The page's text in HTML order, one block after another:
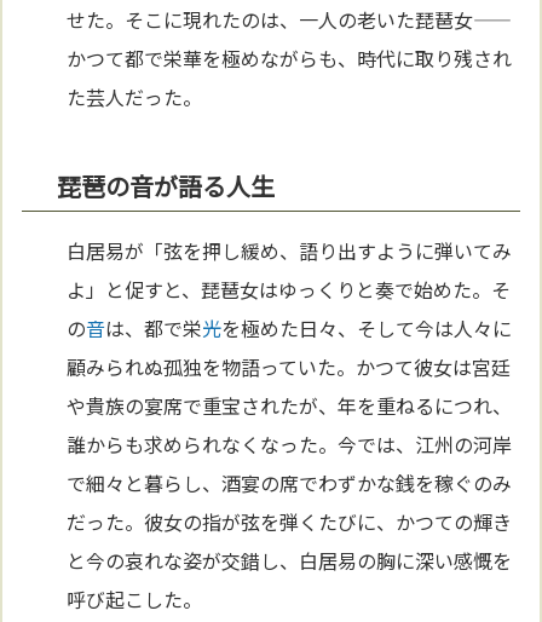
せた。そこに現れたのは、一人の老いた琵琶女——
かつて都で栄華を極めながらも、時代に取り残され
た芸人だった。
琵琶の音が語る人生
白居易が「弦を押し緩め、語り出すように弾いてみ
よ」と促すと、琵琶女はゆっくりと奏で始めた。そ
の音は、都で栄光を極めた日々、そして今は人々に
顧みられぬ孤独を物語っていた。かつて彼女は宮廷
や貴族の宴席で重宝されたが、年を重ねるにつれ、
誰からも求められなくなった。今では、江州の河岸
で細々と暮らし、酒宴の席でわずかな銭を稼ぐのみ
だった。彼女の指が弦を弾くたびに、かつての輝き
と今の哀れな姿が交錯し、白居易の胸に深い感慨を
呼び起こした。